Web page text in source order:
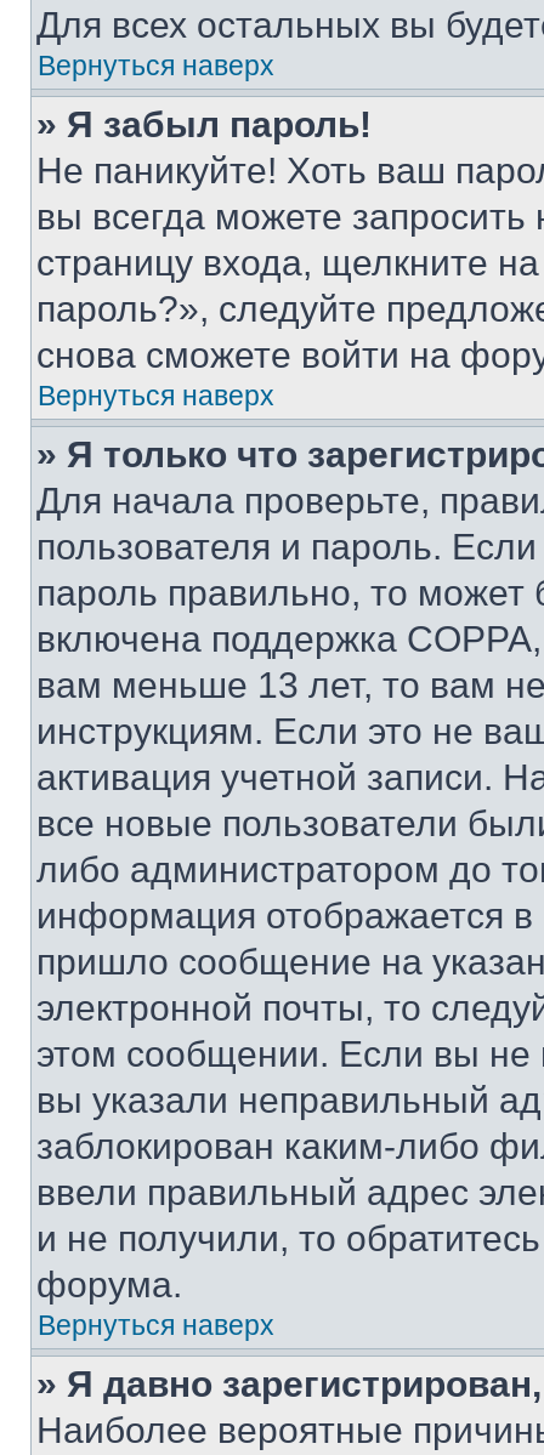
Для всех остальных вы
Вернуться наверх
» Я забыл пароль!
Не паникуйте! Хоть ваш
вы всегда можете
страницу входа, щелкните
пароль?», следуйте
снова сможете войти на
Вернуться наверх
» Я только что
Для начала проверьте,
пользователя и пароль.
пароль правильно, то может
включена поддержка
вам меньше 13 лет, то вам
инструкциям. Если это не
активация учетной записи.
все новые пользователи
либо администратором до
информация отображается
пришло сообщение на
электронной почты, то
этом сообщении. Если вы
вы указали неправильный
заблокирован каким-либо
ввели правильный адрес
и не получили, то
форума.
Вернуться наверх
» Я давно
Наиболее вероятные